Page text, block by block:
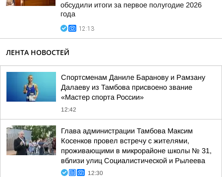
обсудили итоги за первое полугодие 2026
года
12:13
ЛЕНТА НОВОСТЕЙ
Спортсменам Даниле Баранову и Рамзану
Далаеву из Тамбова присвоено звание
«Мастер спорта России»
12:42
Глава администрации Тамбова Максим
Косенков провел встречу с жителями,
проживающими в микрорайоне школы № 31,
вблизи улиц Социалистической и Рылеева
12:30